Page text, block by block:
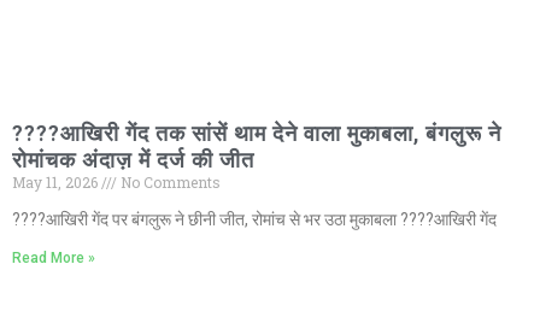
????आखिरी गेंद तक सांसें थाम देने वाला मुकाबला, बंगलुरू ने
रोमांचक अंदाज़ में दर्ज की जीत
May 11, 2026
No Comments
????आखिरी गेंद पर बंगलुरू ने छीनी जीत, रोमांच से भर उठा मुकाबला ????आखिरी गेंद
Read More »